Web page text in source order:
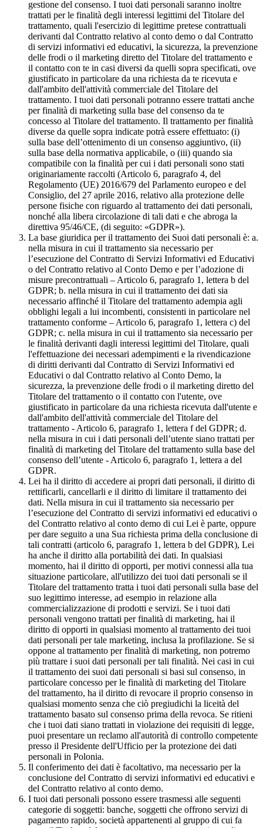
gestione del consenso. I tuoi dati personali saranno inoltre
trattati per le finalità degli interessi legittimi del Titolare del
trattamento, quali l'esercizio di legittime pretese contrattuali
derivanti dal Contratto relativo al conto demo o dal Contratto
di servizi informativi ed educativi, la sicurezza, la prevenzione
delle frodi o il marketing diretto del Titolare del trattamento e
il contatto con te in casi diversi da quelli sopra specificati, ove
giustificato in particolare da una richiesta da te ricevuta e
dall'ambito dell'attività commerciale del Titolare del
trattamento. I tuoi dati personali potranno essere trattati anche
per finalità di marketing sulla base del consenso da te
concesso al Titolare del trattamento. Il trattamento per finalità
diverse da quelle sopra indicate potrà essere effettuato: (i)
sulla base dell’ottenimento di un consenso aggiuntivo, (ii)
sulla base della normativa applicabile, o (iii) quando sia
compatibile con la finalità per cui i dati personali sono stati
originariamente raccolti (Articolo 6, paragrafo 4, del
Regolamento (UE) 2016/679 del Parlamento europeo e del
Consiglio, del 27 aprile 2016, relativo alla protezione delle
persone fisiche con riguardo al trattamento dei dati personali,
nonché alla libera circolazione di tali dati e che abroga la
direttiva 95/46/CE, (di seguito: «GDPR»).
La base giuridica per il trattamento dei Suoi dati personali è: a.
nella misura in cui il trattamento sia necessario per
l’esecuzione del Contratto di Servizi Informativi ed Educativi
o del Contratto relativo al Conto Demo e per l’adozione di
misure precontrattuali – Articolo 6, paragrafo 1, lettera b del
GDPR; b. nella misura in cui il trattamento dei dati sia
necessario affinché il Titolare del trattamento adempia agli
obblighi legali a lui incombenti, consistenti in particolare nel
trattamento conforme – Articolo 6, paragrafo 1, lettera c) del
GDPR; c. nella misura in cui il trattamento sia necessario per
le finalità derivanti dagli interessi legittimi del Titolare, quali
l'effettuazione dei necessari adempimenti e la rivendicazione
di diritti derivanti dal Contratto di Servizi Informativi ed
Educativi o dal Contratto relativo al Conto Demo, la
sicurezza, la prevenzione delle frodi o il marketing diretto del
Titolare del trattamento o il contatto con l'utente, ove
giustificato in particolare da una richiesta ricevuta dall'utente e
dall'ambito dell'attività commerciale del Titolare del
trattamento - Articolo 6, paragrafo 1, lettera f del GDPR; d.
nella misura in cui i dati personali dell’utente siano trattati per
finalità di marketing del Titolare del trattamento sulla base del
consenso dell’utente - Articolo 6, paragrafo 1, lettera a del
GDPR.
Lei ha il diritto di accedere ai propri dati personali, il diritto di
rettificarli, cancellarli e il diritto di limitare il trattamento dei
dati. Nella misura in cui il trattamento sia necessario per
l’esecuzione del Contratto di servizi informativi ed educativi o
del Contratto relativo al conto demo di cui Lei è parte, oppure
per dare seguito a una Sua richiesta prima della conclusione di
tali contratti (articolo 6, paragrafo 1, lettera b del GDPR), Lei
ha anche il diritto alla portabilità dei dati. In qualsiasi
momento, hai il diritto di opporti, per motivi connessi alla tua
situazione particolare, all'utilizzo dei tuoi dati personali se il
Titolare del trattamento tratta i tuoi dati personali sulla base del
suo legittimo interesse, ad esempio in relazione alla
commercializzazione di prodotti e servizi. Se i tuoi dati
personali vengono trattati per finalità di marketing, hai il
diritto di opporti in qualsiasi momento al trattamento dei tuoi
dati personali per tale marketing, inclusa la profilazione. Se si
oppone al trattamento per finalità di marketing, non potremo
più trattare i suoi dati personali per tali finalità. Nei casi in cui
il trattamento dei suoi dati personali si basi sul consenso, in
particolare concesso per le finalità di marketing del Titolare
del trattamento, ha il diritto di revocare il proprio consenso in
qualsiasi momento senza che ciò pregiudichi la liceità del
trattamento basato sul consenso prima della revoca. Se ritieni
che i tuoi dati siano trattati in violazione dei requisiti di legge,
puoi presentare un reclamo all'autorità di controllo competente
presso il Presidente dell'Ufficio per la protezione dei dati
personali in Polonia.
Il conferimento dei dati è facoltativo, ma necessario per la
conclusione del Contratto di servizi informativi ed educativi e
del Contratto relativo al conto demo.
I tuoi dati personali possono essere trasmessi alle seguenti
categorie di soggetti: banche, soggetti che offrono servizi di
pagamento rapido, società appartenenti al gruppo di cui fa